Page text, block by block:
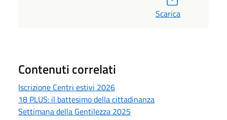
Scarica
Contenuti correlati
Iscrizione Centri estivi 2026
18 PLUS: il battesimo della cittadinanza
Settimana della Gentilezza 2025